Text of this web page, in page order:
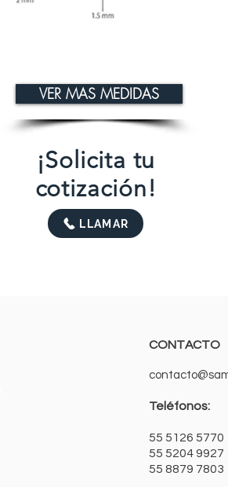
VER MAS MEDIDAS
¡Solicita tu
cotización!
LLAMAR
CONTACTO
Teléfonos:
55 5126 5770
55 5204 9927
55 8879 7803